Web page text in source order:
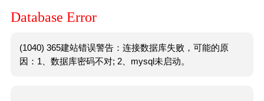
Database Error
(1040) 365建站错误警告：连接数据库失败，可能的原
因：1、数据库密码不对; 2、mysql未启动。